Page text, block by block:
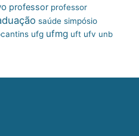
professor professor
saúde simpósio
ufg ufmg uft ufv unb